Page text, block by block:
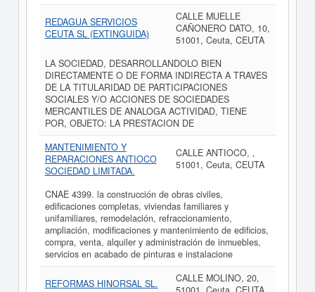
REDAGUA SERVICIOS
CEUTA SL (EXTINGUIDA)
CALLE MUELLE
CAÑONERO DATO, 10,
51001, Ceuta, CEUTA
LA SOCIEDAD, DESARROLLANDOLO BIEN
DIRECTAMENTE O DE FORMA INDIRECTA A TRAVES
DE LA TITULARIDAD DE PARTICIPACIONES
SOCIALES Y/O ACCIONES DE SOCIEDADES
MERCANTILES DE ANALOGA ACTIVIDAD, TIENE
POR, OBJETO: LA PRESTACION DE
MANTENIMIENTO Y
REPARACIONES ANTIOCO
SOCIEDAD LIMITADA.
CALLE ANTIOCO, ,
51001, Ceuta, CEUTA
CNAE 4399. la construcción de obras civiles,
edificaciones completas, viviendas familiares y
unifamiliares, remodelación, refraccionamiento,
ampliación, modificaciones y mantenimiento de edificios,
compra, venta, alquiler y administración de inmuebles,
servicios en acabado de pinturas e instalacione
REFORMAS HINORSAL SL.
CALLE MOLINO, 20,